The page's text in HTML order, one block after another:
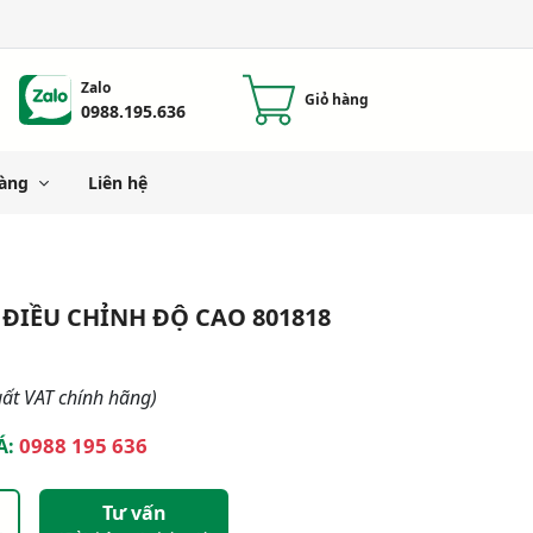
Zalo
0988.195.636 Giỏ hàng
Liên hệ
CHỈNH ĐỘ CAO 801818
VAT chính hãng)
0988 195 636
Tư vấn